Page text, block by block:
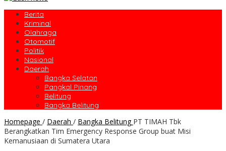
Berita
Kriminal
Olahraga
Otomotif
Politik
Nasional
Daerah
Bangka Selatan
Pangkal Pinang
Belitung
Bangka Belitung
Homepage / Daerah / Bangka Belitung PT TIMAH Tbk
Berangkatkan Tim Emergency Response Group buat Misi
Kemanusiaan di Sumatera Utara